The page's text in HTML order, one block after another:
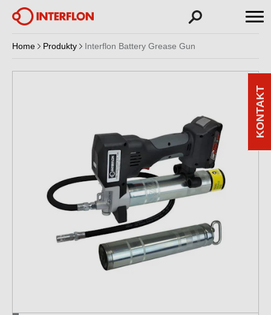
Home Produkty Interflon Battery Grease Gun
KONTAKT